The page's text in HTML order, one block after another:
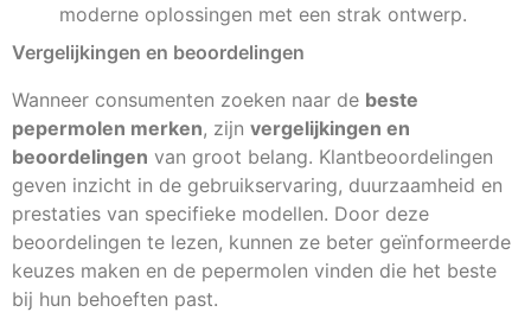
moderne oplossingen met een strak ontwerp.
Vergelijkingen en beoordelingen
Wanneer consumenten zoeken naar de beste
pepermolen merken, zijn vergelijkingen en
beoordelingen van groot belang. Klantbeoordelingen
geven inzicht in de gebruikservaring, duurzaamheid en
prestaties van specifieke modellen. Door deze
beoordelingen te lezen, kunnen ze beter geïnformeerde
keuzes maken en de pepermolen vinden die het beste
bij hun behoeften past.